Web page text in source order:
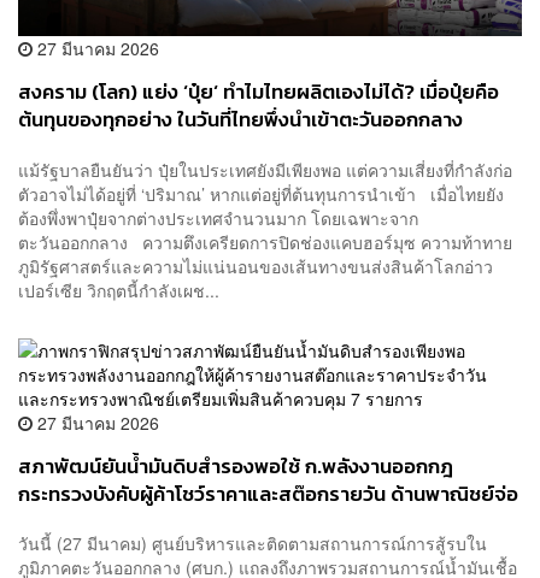
27 มีนาคม 2026
สงคราม (โลก) แย่ง ‘ปุ๋ย‘ ทำไมไทยผลิตเองไม่ได้? เมื่อปุ๋ยคือ
ต้นทุนของทุกอย่าง ในวันที่ไทยพึ่งนำเข้าตะวันออกกลาง
แม้รัฐบาลยืนยันว่า ปุ๋ยในประเทศยังมีเพียงพอ แต่ความเสี่ยงที่กำลังก่อ
ตัวอาจไม่ได้อยู่ที่ ‘ปริมาณ’ หากแต่อยู่ที่ต้นทุนการนำเข้า เมื่อไทยยัง
ต้องพึ่งพาปุ๋ยจากต่างประเทศจำนวนมาก โดยเฉพาะจาก
ตะวันออกกลาง ความตึงเครียดการปิดช่องแคบฮอร์มุซ ความท้าทาย
ภูมิรัฐศาสตร์และความไม่แน่นอนของเส้นทางขนส่งสินค้าโลกอ่าว
เปอร์เซีย วิกฤตนี้กำลังเผช...
27 มีนาคม 2026
สภาพัฒน์ยันน้ำมันดิบสำรองพอใช้ ก.พลังงานออกกฎ
กระทรวงบังคับผู้ค้าโชว์ราคาและสต๊อกรายวัน ด้านพาณิชย์จ่อ
วันนี้ (27 มีนาคม) ศูนย์บริหารและติดตามสถานการณ์การสู้รบใน
ภูมิภาคตะวันออกกลาง (ศบก.) แถลงถึงภาพรวมสถานการณ์น้ำมันเชื้อ